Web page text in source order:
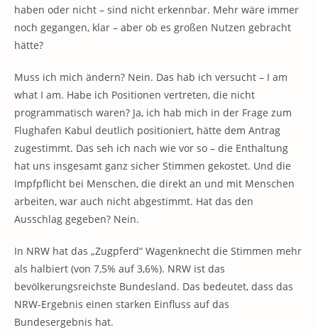
haben oder nicht – sind nicht erkennbar. Mehr wäre immer
noch gegangen, klar – aber ob es großen Nutzen gebracht
hätte?
Muss ich mich ändern? Nein. Das hab ich versucht – I am
what I am. Habe ich Positionen vertreten, die nicht
programmatisch waren? Ja, ich hab mich in der Frage zum
Flughafen Kabul deutlich positioniert, hätte dem Antrag
zugestimmt. Das seh ich nach wie vor so – die Enthaltung
hat uns insgesamt ganz sicher Stimmen gekostet. Und die
Impfpflicht bei Menschen, die direkt an und mit Menschen
arbeiten, war auch nicht abgestimmt. Hat das den
Ausschlag gegeben? Nein.
In NRW hat das „Zugpferd“ Wagenknecht die Stimmen mehr
als halbiert (von 7,5% auf 3,6%). NRW ist das
bevölkerungsreichste Bundesland. Das bedeutet, dass das
NRW-Ergebnis einen starken Einfluss auf das
Bundesergebnis hat.